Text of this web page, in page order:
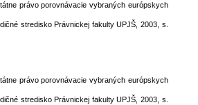
právo porovnávacie vybraných európskych
stredisko Právnickej fakulty UPJŠ, 2003, s.
právo porovnávacie vybraných európskych
stredisko Právnickej fakulty UPJŠ, 2003, s.